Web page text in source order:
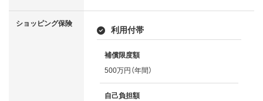
ショッピング保険
利用付帯
補償限度額
500万円（年間）
自己負担額